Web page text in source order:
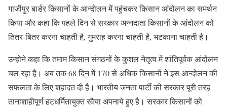
गाजीपुर बार्डर किसानों के आन्दोलन में पहुंचकर किसान आंदोलन का समर्थन
किया और कहा कि पहले दिन से सरकार अन्नदाता किसानों के आंदोलन को
तितर-बितर करना चाहती है, गुमराह करना चाहती है, भटकाना चाहती है।
उन्होने कहा कि तमाम किसान संगठनों के कुशल नेतृत्व में शांतिपूर्वक आंदोलन
चल रहा है। अब तक 68 दिन में 170 से अधिक किसानों ने इस आन्दोलन की
सफलता के लिए शहादत दी है। भारतीय जनता पार्टी की सरकार पूरी तरह
तानाशाहीपूर्ण हटधर्मितायुक्त रवैया अपनाये हुए है। सरकार किसानों को